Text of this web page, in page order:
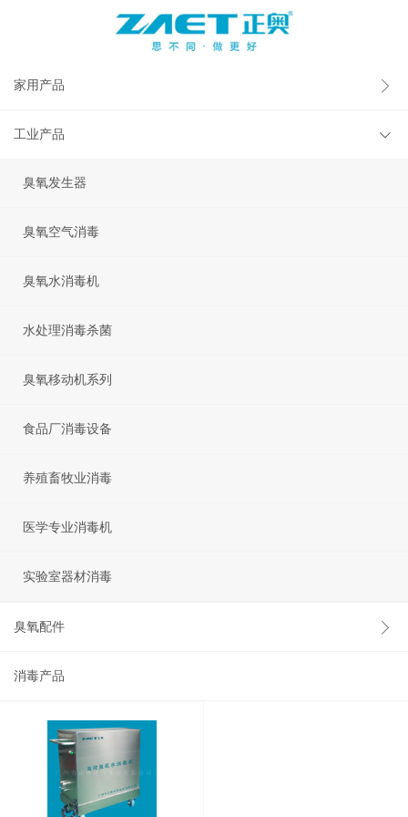
家用产品
工业产品
臭氧发生器
臭氧空气消毒
臭氧水消毒机
水处理消毒杀菌
臭氧移动机系列
食品厂消毒设备
养殖畜牧业消毒
医学专业消毒机
实验室器材消毒
臭氧配件
消毒产品